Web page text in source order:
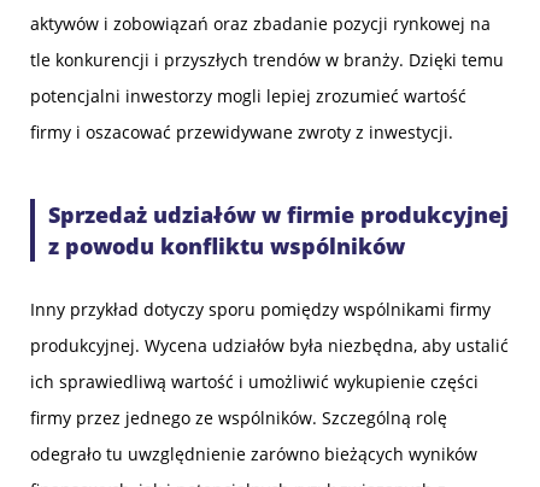
aktywów i zobowiązań oraz zbadanie pozycji rynkowej na
tle konkurencji i przyszłych trendów w branży. Dzięki temu
potencjalni inwestorzy mogli lepiej zrozumieć wartość
firmy i oszacować przewidywane zwroty z inwestycji.
Sprzedaż udziałów w firmie produkcyjnej
z powodu konfliktu wspólników
Inny przykład dotyczy sporu pomiędzy wspólnikami firmy
produkcyjnej. Wycena udziałów była niezbędna, aby ustalić
ich sprawiedliwą wartość i umożliwić wykupienie części
firmy przez jednego ze wspólników. Szczególną rolę
odegrało tu uwzględnienie zarówno bieżących wyników